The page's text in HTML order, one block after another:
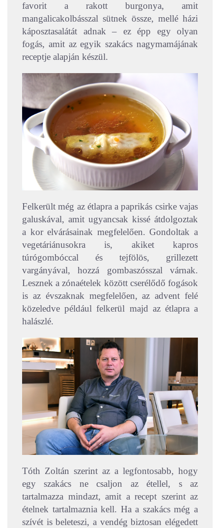
favorit a rakott burgonya, amit
mangalicakolbásszal sütnek össze, mellé házi
káposztasalátát adnak – ez épp egy olyan
fogás, amit az egyik szakács nagymamájának
receptje alapján készül.
Felkerült még az étlapra a paprikás csirke vajas
galuskával, amit ugyancsak kissé átdolgoztak
a kor elvárásainak megfelelően. Gondoltak a
vegetáriánusokra is, akiket kapros
túrógombóccal és tejfölös, grillezett
vargányával, hozzá gombaszósszal várnak.
Lesznek a zónaételek között cserélődő fogások
is az évszaknak megfelelően, az advent felé
közeledve például felkerül majd az étlapra a
halászlé.
Tóth Zoltán szerint az a legfontosabb, hogy
egy szakács ne csaljon az étellel, s az
tartalmazza mindazt, amit a recept szerint az
ételnek tartalmaznia kell. Ha a szakács még a
szívét is beleteszi, a vendég biztosan elégedett